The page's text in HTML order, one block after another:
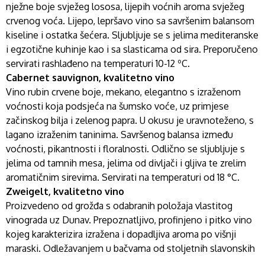
nježne boje svježeg lososa, lijepih voćnih aroma svježeg
crvenog voća. Lijepo, lepršavo vino sa savršenim balansom
kiseline i ostatka šećera. Sljubljuje se s jelima mediteranske
i egzotične kuhinje kao i sa slasticama od sira. Preporučeno
servirati rashlađeno na temperaturi 10-12 ºC.
Cabernet sauvignon, kvalitetno vino
Vino rubin crvene boje, mekano, elegantno s izraženom
voćnosti koja podsjeća na šumsko voće, uz primjese
začinskog bilja i zelenog papra. U okusu je uravnoteženo, s
lagano izraženim taninima. Savršenog balansa između
voćnosti, pikantnosti i floralnosti. Odlično se sljubljuje s
jelima od tamnih mesa, jelima od divljači i gljiva te zrelim
aromatičnim sirevima. Servirati na temperaturi od 18 °C.
Zweigelt, kvalitetno vino
Proizvedeno od grožđa s odabranih položaja vlastitog
vinograda uz Dunav. Prepoznatljivo, profinjeno i pitko vino
kojeg karakterizira izražena i dopadljiva aroma po višnji
maraski. Odležavanjem u bačvama od stoljetnih slavonskih